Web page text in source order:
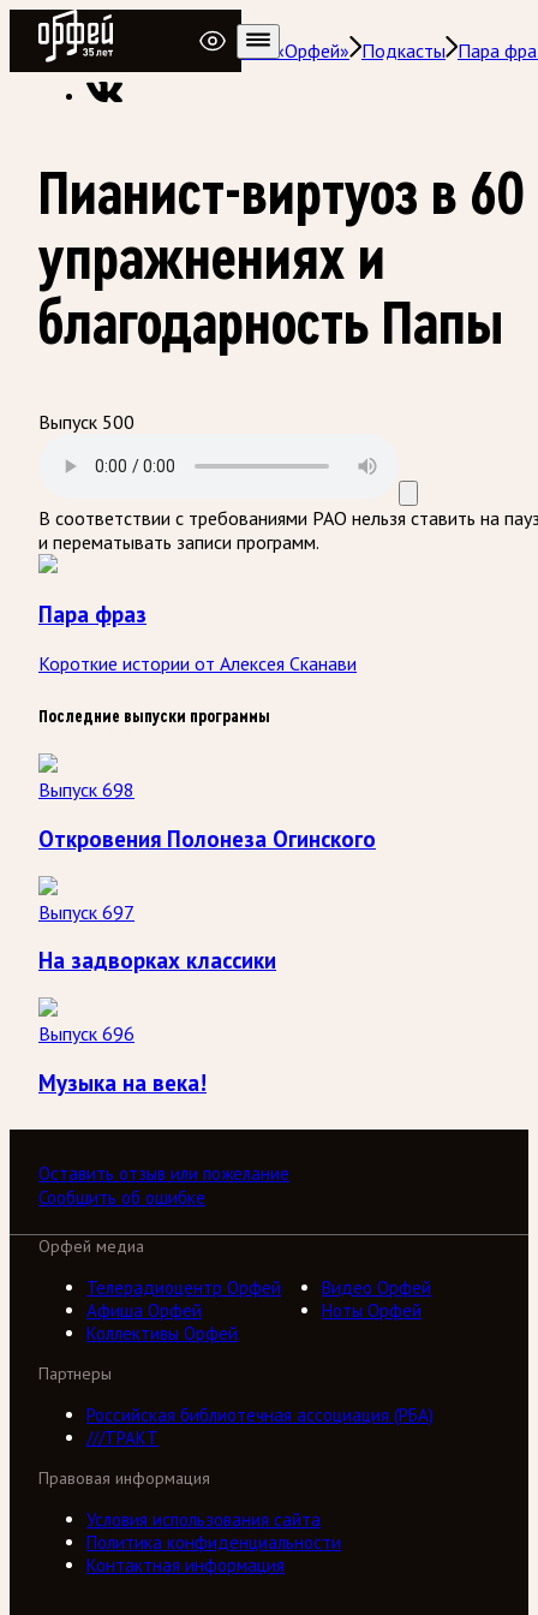
Радио Орфей
Радио классической музыки «Орфей» Подкасты Пара
Пианист-виртуоз в 60
упражнениях и
благодарность Папы
Выпуск 500
В соответствии с требованиями РАО нельзя ставить на
и перематывать записи программ.
Пара фраз
Короткие истории от Алексея Сканави
Последние выпуски программы
Выпуск 698
Откровения Полонеза Огинского
Выпуск 697
На задворках классики
Выпуск 696
Музыка на века!
Оставить отзыв или пожелание
Сообщить об ошибке
Орфей медиа
Телерадиоцентр Орфей
Видео Орфей
Афиша Орфей
Ноты Орфей
Коллективы Орфей
Партнеры
Российская библиотечная ассоциация (РБА)
///ТРАКТ
Правовая информация
Условия использования сайта
Политика конфиденциальности
Контактная информация